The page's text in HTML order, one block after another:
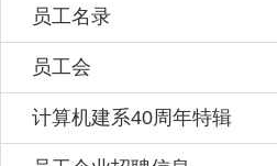
员工名录
员工会
计算机建系40周年特辑